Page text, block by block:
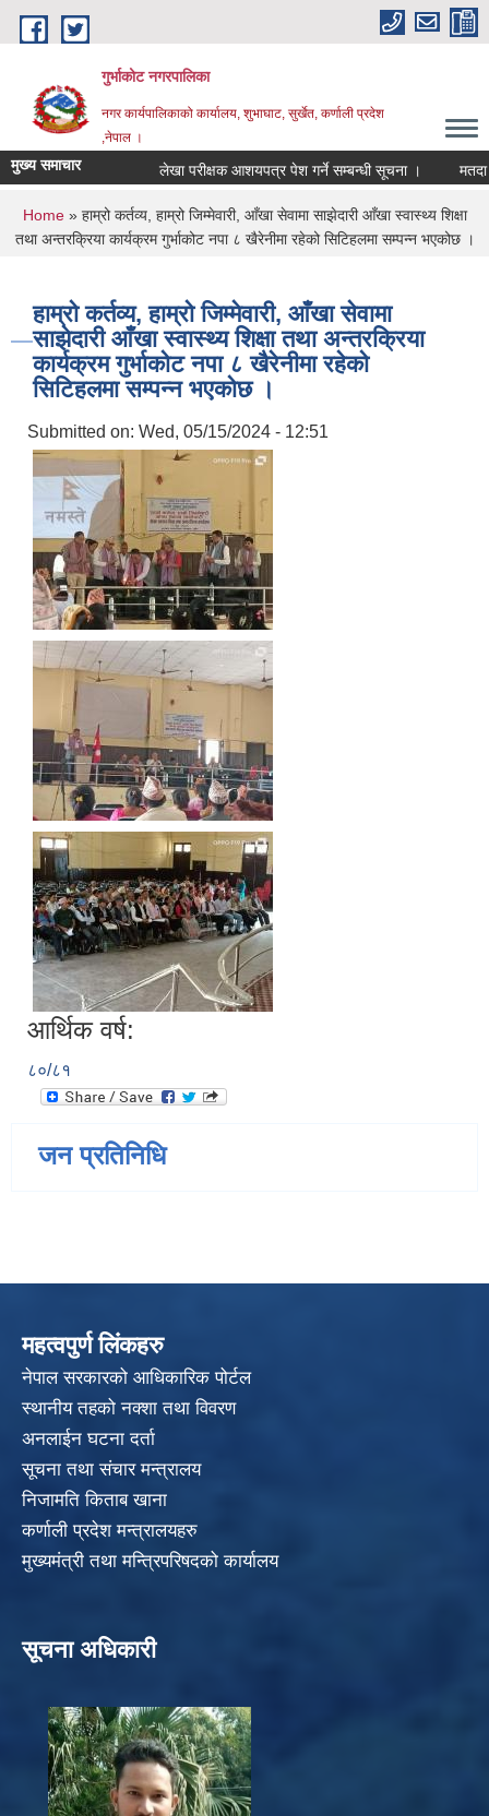
Skip to main content
गुर्भाकोट नगरपालिका
नगर कार्यपालिकाको कार्यालय, शुभाघाट, सुर्खेत, कर्णाली प्रदेश
,नेपाल ।
मुख्य समाचार लेखा परीक्षक आशयपत्र पेश गर्ने सम्बन्धी सूचना । मतदा
You are here
Home» हाम्रो कर्तव्य, हाम्रो जिम्मेवारी, आँखा सेवामा साझेदारी आँखा स्वास्थ्य शिक्षा
तथा अन्तरक्रिया कार्यक्रम गुर्भाकोट नपा ८ खैरेनीमा रहेको सिटिहलमा सम्पन्न भएकोछ ।
हाम्रो कर्तव्य, हाम्रो जिम्मेवारी, आँखा सेवामा
साझेदारी आँखा स्वास्थ्य शिक्षा तथा अन्तरक्रिया
कार्यक्रम गुर्भाकोट नपा ८ खैरेनीमा रहेको
सिटिहलमा सम्पन्न भएकोछ ।
Submitted on: Wed, 05/15/2024 - 12:51
आर्थिक वर्ष:
८०/८१
जन प्रतिनिधि
महत्वपुर्ण लिंकहरु
नेपाल सरकारको आधिकारिक पोर्टल
स्थानीय तहको नक्शा तथा विवरण
अनलाईन घटना दर्ता
सूचना तथा संचार मन्त्रालय
निजामति किताब खाना
कर्णाली प्रदेश मन्त्रालयहरु
मुख्यमंत्री तथा मन्त्रिपरिषदको कार्यालय
सूचना अधिकारी